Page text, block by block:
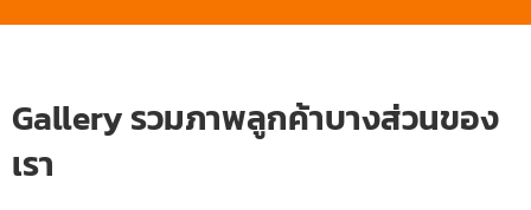
Gallery รวมภาพลูกค้าบางส่วนของ
เรา